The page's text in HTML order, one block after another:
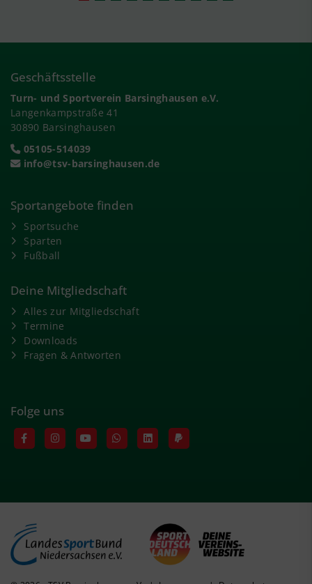
Geschäftsstelle
Turn- und Sportverein Barsinghausen e.V.
Langenkampstraße 41
30890 Barsinghausen
05105-514039
info@tsv-barsinghausen.de
Sportangebote finden
Sportsuche
Sparten
Fußball
Deine Mitgliedschaft
Alles zur Mitgliedschaft
Termine
Downloads
Fragen & Antworten
Folge uns